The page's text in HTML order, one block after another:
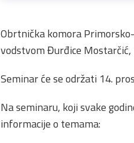
Obrtnička komora
vodstvom Đurđice
Seminar će se održati 14.
Na seminaru, koji svake
informacije o temama: